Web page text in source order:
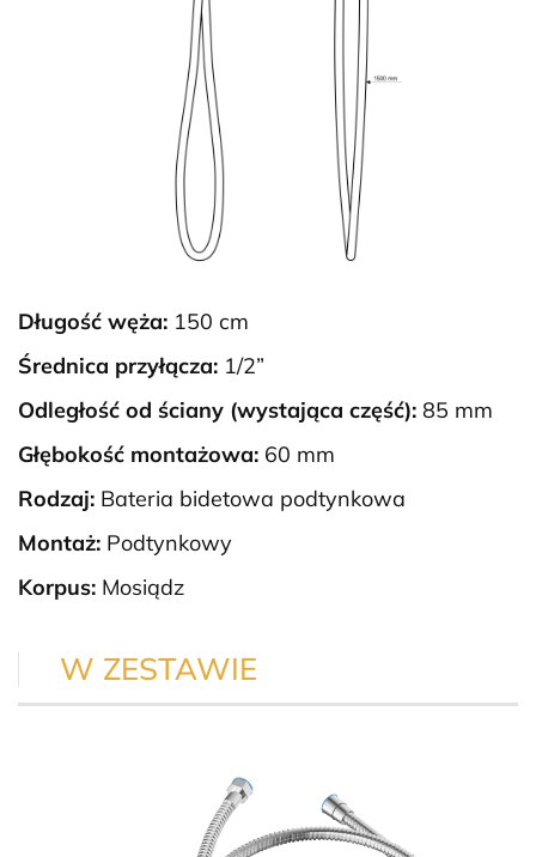
Długość węża: 150 cm
Średnica przyłącza: 1/2”
Odległość od ściany (wystająca część): 85 mm
Głębokość montażowa: 60 mm
Rodzaj: Bateria bidetowa podtynkowa
Montaż: Podtynkowy
Korpus: Mosiądz
W ZESTAWIE